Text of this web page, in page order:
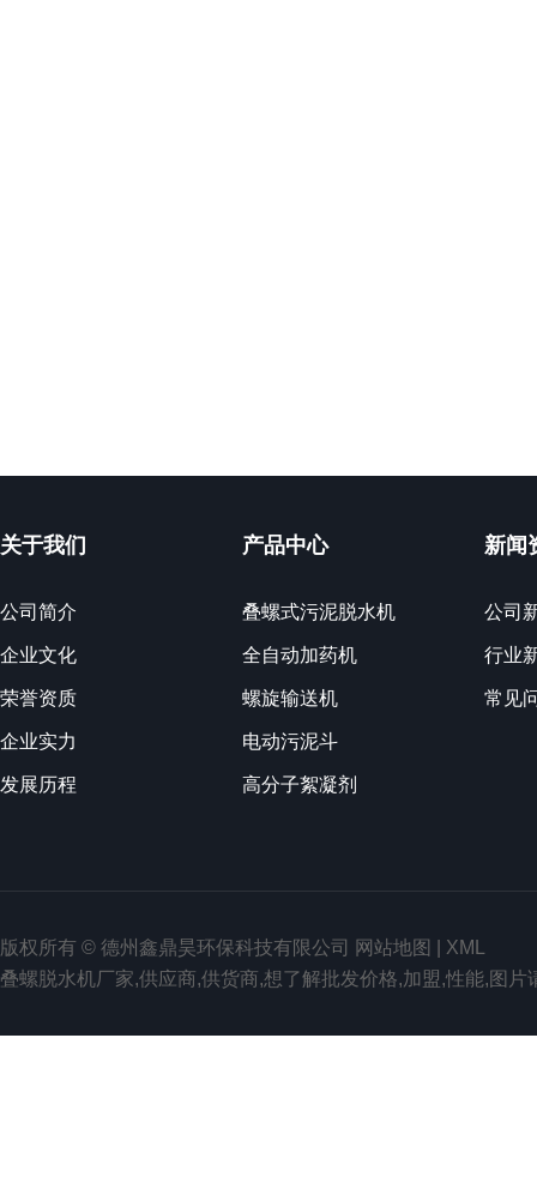
关于我们
公司简介
企业文化
荣誉资质
企业实力
发展历程
产品中心
叠螺式污泥脱水机
全自动加药机
螺旋输送机
电动污泥斗
高分子絮凝剂
新闻
公司
行业
常见
版权所有 © 德州鑫鼎昊环保科技有限公司 网站地图
XML
叠螺脱水机厂家,供应商,供货商,想了解批发价格,加盟,性能,图片